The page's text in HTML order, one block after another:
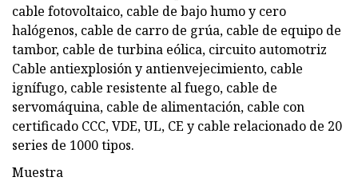
cable fotovoltaico, cable de bajo humo y cero
halógenos, cable de carro de grúa, cable de equipo de
tambor, cable de turbina eólica, circuito automotriz
Cable antiexplosión y antienvejecimiento, cable
ignífugo, cable resistente al fuego, cable de
servomáquina, cable de alimentación, cable con
certificado CCC, VDE, UL, CE y cable relacionado de 20
series de 1000 tipos.
Muestra